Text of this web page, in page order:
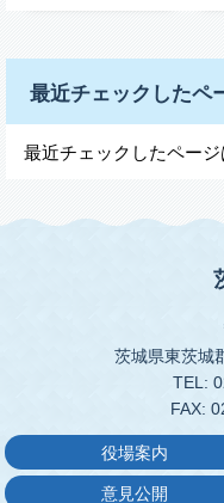
最近チェックしたペ
最近チェックしたページ
茨城県東茨城
TEL:
FAX:
役場案内
意見公開